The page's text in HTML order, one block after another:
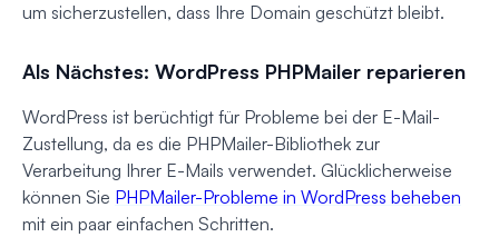
um sicherzustellen, dass Ihre Domain geschützt bleibt.
Als Nächstes: WordPress PHPMailer reparieren
WordPress ist berüchtigt für Probleme bei der E-Mail-
Zustellung, da es die PHPMailer-Bibliothek zur
Verarbeitung Ihrer E-Mails verwendet. Glücklicherweise
können Sie PHPMailer-Probleme in WordPress beheben
mit ein paar einfachen Schritten.